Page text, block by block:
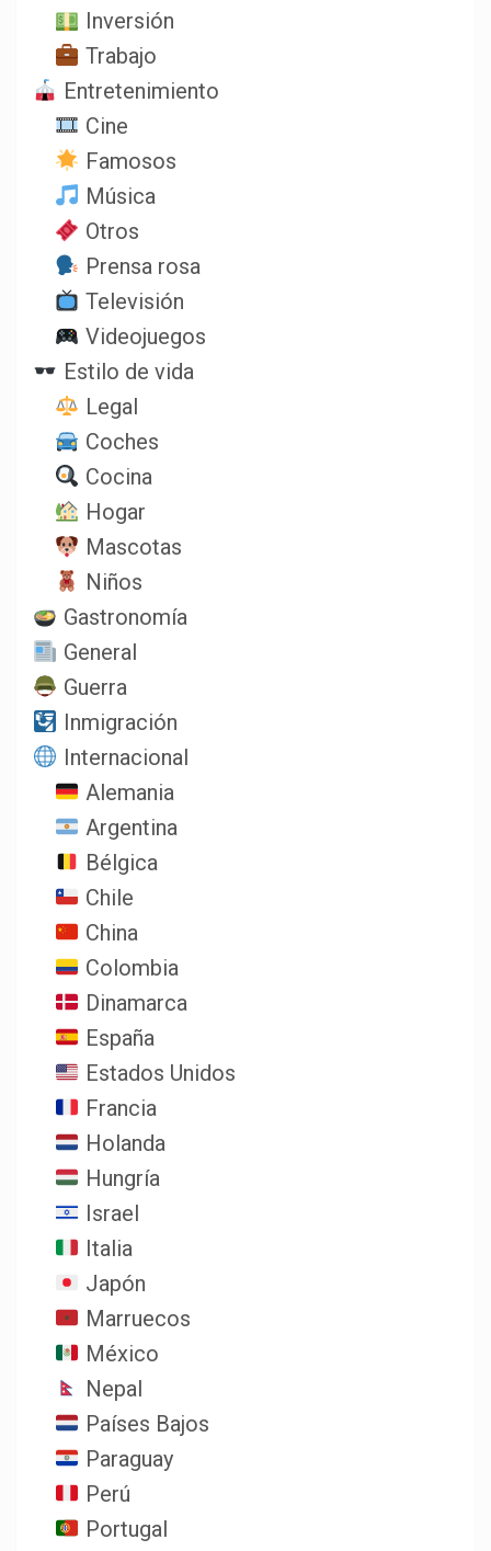
Inversión
Trabajo
Entretenimiento
Cine
Famosos
Música
Otros
Prensa rosa
Televisión
Videojuegos
Estilo de vida
Legal
Coches
Cocina
Hogar
Mascotas
Niños
Gastronomía
General
Guerra
Inmigración
Internacional
Alemania
Argentina
Bélgica
Chile
China
Colombia
Dinamarca
España
Estados Unidos
Francia
Holanda
Hungría
Israel
Italia
Japón
Marruecos
México
Nepal
Países Bajos
Paraguay
Perú
Portugal